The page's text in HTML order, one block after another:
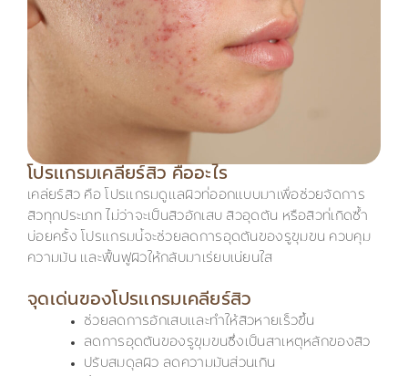
โปรแกรมเคลียร์สิว คืออะไร
เคลียร์สิว คือ โปรแกรมดูแลผิวที่ออกแบบมาเพื่อช่วยจัดการ
สิวทุกประเภท ไม่ว่าจะเป็นสิวอักเสบ สิวอุดตัน หรือสิวที่เกิดซ้ำ
บ่อยครั้ง โปรแกรมนี้จะช่วยลดการอุดตันของรูขุมขน ควบคุม
ความมัน และฟื้นฟูผิวให้กลับมาเรียบเนียนใส
จุดเด่นของโปรแกรมเคลียร์สิว
ช่วยลดการอักเสบและทำให้สิวหายเร็วขึ้น
ลดการอุดตันของรูขุมขนซึ่งเป็นสาเหตุหลักของสิว
ปรับสมดุลผิว ลดความมันส่วนเกิน